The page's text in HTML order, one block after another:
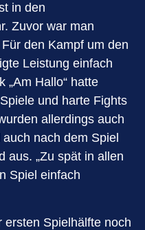
in den
Zuvor war man
den Kampf um den
Leistung einfach
„Am Hallo“ hatte
und harte Fights
allerdings auch
nach dem Spiel
aus. „Zu spät in allen
Spiel einfach
ersten Spielhälfte noch